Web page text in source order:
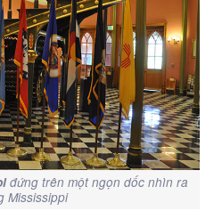
đứng trên một ngọn dốc nhìn ra
Mississippi